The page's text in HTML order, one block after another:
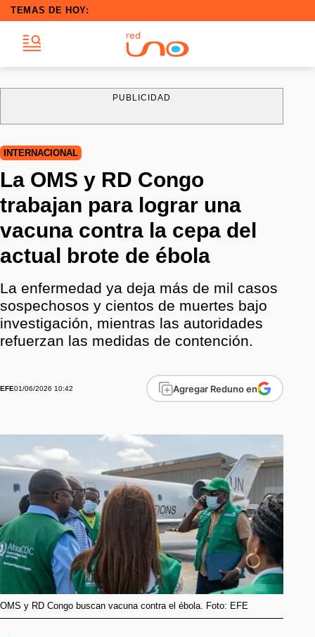
TEMAS DE HOY:
PUBLICIDAD
INTERNACIONAL
La OMS y RD Congo
trabajan para lograr una
vacuna contra la cepa del
actual brote de ébola
La enfermedad ya deja más de mil casos
sospechosos y cientos de muertes bajo
investigación, mientras las autoridades
refuerzan las medidas de contención.
EFE01/06/2026 10:42 Agregar Reduno en
OMS y RD Congo buscan vacuna contra el ébola. Foto: EFE